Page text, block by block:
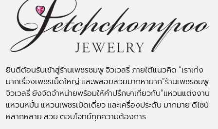
ยินดีต้อนรับเข้าสู่ร้านเพชรชมพู จิวเวลรี่ ภายใต้แนวคิด “เราเก่ง
มากเรื่องเพชรเม็ดใหญ่ และพลอยสวยมากหายาก”ร้านเพชรชมพู
จิวเวลรี่ ยังจัดจำหน่ายพร้อมให้คำปรึกษาเกี่ยวกับ”แหวนแต่งงาน
แหวนหมั้น แหวนเพชรเม็ดเดี่ยว และเครื่องประดับ มากมาย ดีไซน์
หลากหลาย สวย ตอบโจทย์ทุกความต้องการ